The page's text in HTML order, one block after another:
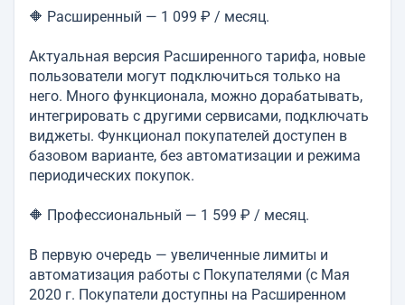
🔶 Расширенный — 1 099 ₽ / месяц.
Актуальная версия Расширенного тарифа, новые
пользователи могут подключиться только на
него. Много функционала, можно дорабатывать,
интегрировать с другими сервисами, подключать
виджеты. Функционал покупателей доступен в
базовом варианте, без автоматизации и режима
периодических покупок.
🔶 Профессиональный — 1 599 ₽ / месяц.
В первую очередь — увеличенные лимиты и
автоматизация работы с Покупателями (с Мая
2020 г. Покупатели доступны на Расширенном